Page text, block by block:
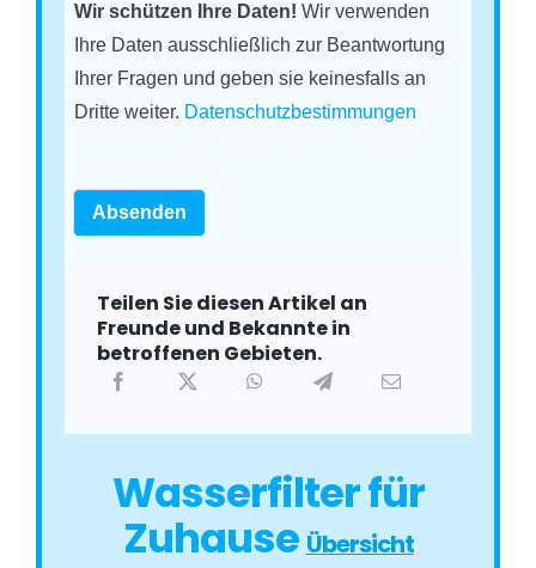
Wir schützen Ihre Daten! Wir verwenden
Ihre Daten ausschließlich zur Beantwortung
Ihrer Fragen und geben sie keinesfalls an
Dritte weiter. Datenschutzbestimmungen
Absenden
Teilen Sie diesen Artikel an
Freunde und Bekannte in
betroffenen Gebieten.
Wasserfilter für
ZuhauseÜbersicht